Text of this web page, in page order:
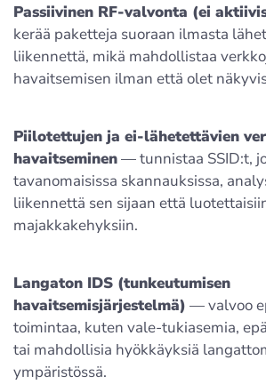
Passiivinen RF-valvonta (ei
kerää paketteja suoraan ilmasta
liikennettä, mikä mahdollistaa
havaitsemisen ilman että olet
Piilotettujen ja ei-lähetettävien
havaitseminen— tunnistaa SSID:t,
tavanomaisissa skannauksissa,
liikennettä sen sijaan että
majakkakehyksiin.
Langaton IDS (tunkeutumisen
havaitsemisjärjestelmä) — valvoo
toimintaa, kuten vale-tukiasemia,
tai mahdollisia hyökkäyksiä
ympäristössä.